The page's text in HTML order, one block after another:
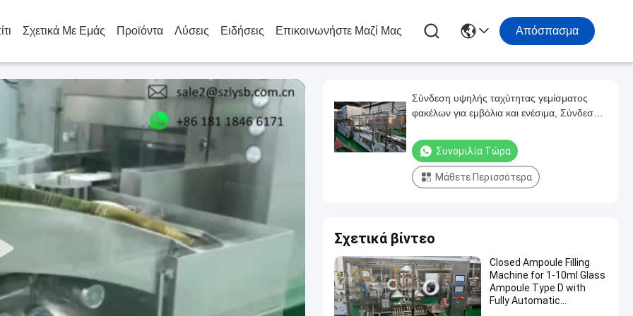
Σχετικά Με Εμάς Προϊόντα Λύσεις Ειδήσεις Επικοινωνήστε Μαζί Μας Απόσπασμα
Σύνδεση υψηλής ταχύτητας γεμίσματος
φακέλων για εμβόλια και ενέσιμα, Σύνδεση
απομόνωση και γάντια σιλικόνης
Συνομιλία Τώρα
Μάθετε Περισσότερα
Σχετικά βίντεο
Closed Ampoule Filling
Machine for 1-10ml Glass
Ampoule Type D with
Fully Automatic